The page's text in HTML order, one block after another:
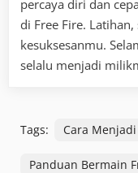
percaya diri dan
di Free Fire.
kesuksesanmu.
selalu menjadi
Tags: Cara
Panduan Bermain